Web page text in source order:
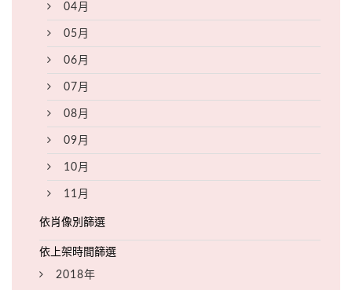
04月
05月
06月
07月
08月
09月
10月
11月
2018年